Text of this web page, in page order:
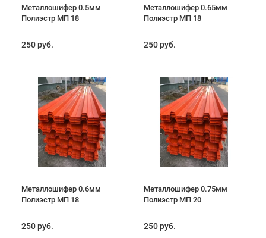
Металлошифер 0.5мм
Полиэстр МП 18
250 руб.
Металлошифер 0.65мм
Полиэстр МП 18
250 руб.
Металлошифер 0.6мм
Полиэстр МП 18
250 руб.
Металлошифер 0.75мм
Полиэстр МП 20
250 руб.